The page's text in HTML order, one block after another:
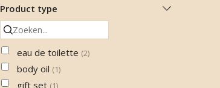
Product type
eau de toilette (2)
body oil (1)
gift set (1)